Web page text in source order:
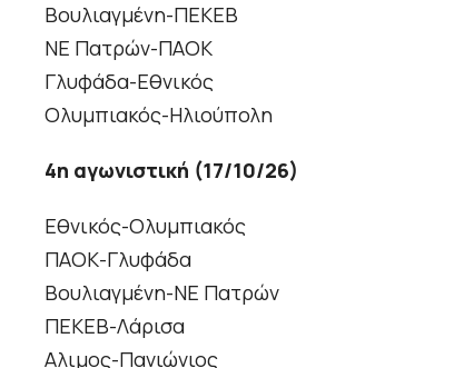
Βουλιαγμένη-ΠΕΚΕΒ
ΝΕ Πατρών-ΠΑΟΚ
Γλυφάδα-Εθνικός
Ολυμπιακός-Ηλιούπολη
4η αγωνιστική (17/10/26)
Εθνικός-Ολυμπιακός
ΠΑΟΚ-Γλυφάδα
Βουλιαγμένη-ΝΕ Πατρών
ΠΕΚΕΒ-Λάρισα
Αλιμος-Πανιώνιος